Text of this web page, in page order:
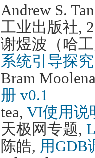
Andrew S.
工业出版社,
谢煜波（哈
系统引导探究
Bram
册 v0.1
tea, VI使用说
天极网专题,
陈皓, 用